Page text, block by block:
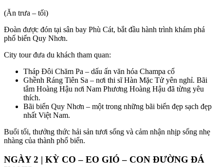
(Ăn trưa – tối)
Đoàn được đón tại sân bay Phù Cát, bắt đầu hành trình khám phá
phố biển Quy Nhơn.
City tour đưa du khách tham quan:
Tháp Đôi Chăm Pa – dấu ấn văn hóa Champa cổ
Ghềnh Ráng Tiên Sa – nơi thi sĩ Hàn Mặc Tử yên nghỉ. Bãi
tắm Hoàng Hậu nơi Nam Phương Hoàng Hậu đã từng yêu
thích.
Bãi biển Quy Nhơn – một trong những bãi biển đẹp sạch đẹp
nhất Việt Nam.
Buổi tối, thưởng thức hải sản tươi sống và cảm nhận nhịp sống nhẹ
nhàng của thành phố biển.
NGÀY 2 | KỲ CO – EO GIÓ – CON ĐƯỜNG ĐÁ